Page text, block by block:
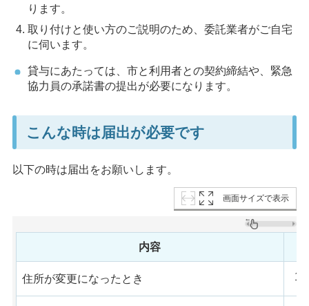
ります。
取り付けと使い方のご説明のため、委託業者がご自宅
に伺います。
貸与にあたっては、市と利用者との契約締結や、緊急
協力員の承諾書の提出が必要になります。
こんな時は届出が必要です
以下の時は届出をお願いします。
画面サイズで表示
内容
住所が変更になったとき